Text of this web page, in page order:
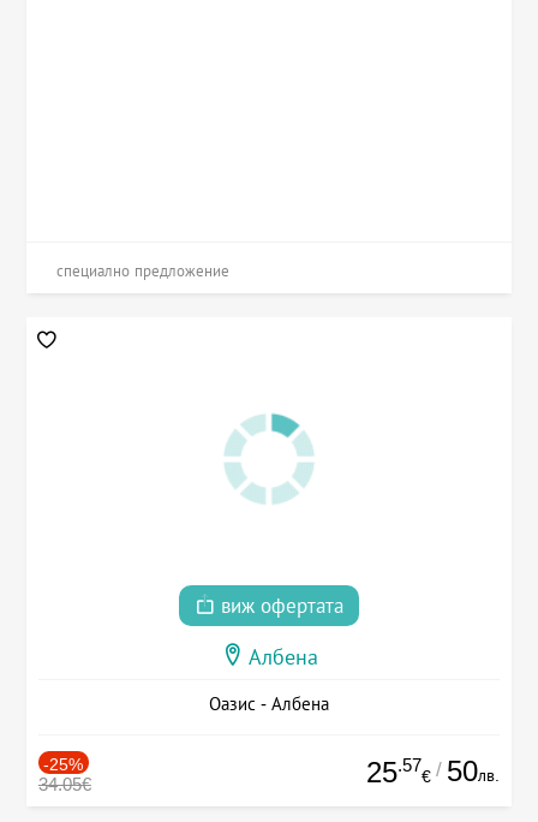
специално предложение
виж офертата
Албена
Оазис - Албена
-25%
34.05€ 25.57
€ / 50лв.